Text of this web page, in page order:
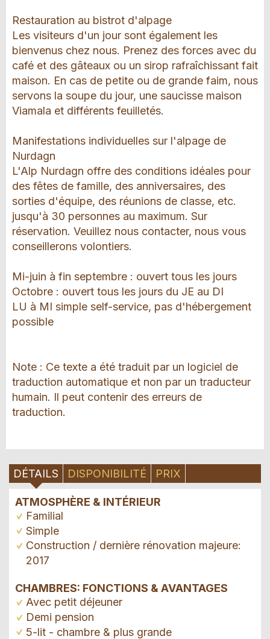
Restauration au bistrot d'alpage
Les visiteurs d'un jour sont également les
bienvenus chez nous. Prenez des forces avec du
café et des gâteaux ou un sirop rafraîchissant fait
maison. En cas de petite ou de grande faim, nous
servons la soupe du jour, une saucisse maison
Viamala et différents feuilletés.
Manifestations individuelles sur l'alpage de
Nurdagn
L'Alp Nurdagn offre des conditions idéales pour
des fêtes de famille, des anniversaires, des
sorties d'équipe, des réunions de classe, etc.
jusqu'à 30 personnes au maximum. Sur
réservation. Veuillez nous contacter, nous vous
conseillerons volontiers.
Mi-juin à fin septembre : ouvert tous les jours
Octobre : ouvert tous les jours du JE au DI
LU à MI simple self-service, pas d'hébergement
possible
Note : Ce texte a été traduit par un logiciel de
traduction automatique et non par un traducteur
humain. Il peut contenir des erreurs de
traduction.
DÉTAILS DISPONIBILITÉ PRIX
ATMOSPHÈRE & INTÉRIEUR
Familial
Simple
Construction / dernière rénovation majeure:
2017
CHAMBRES: FONCTIONS & AVANTAGES
Avec petit déjeuner
Demi pension
5-lit - chambre & plus grande